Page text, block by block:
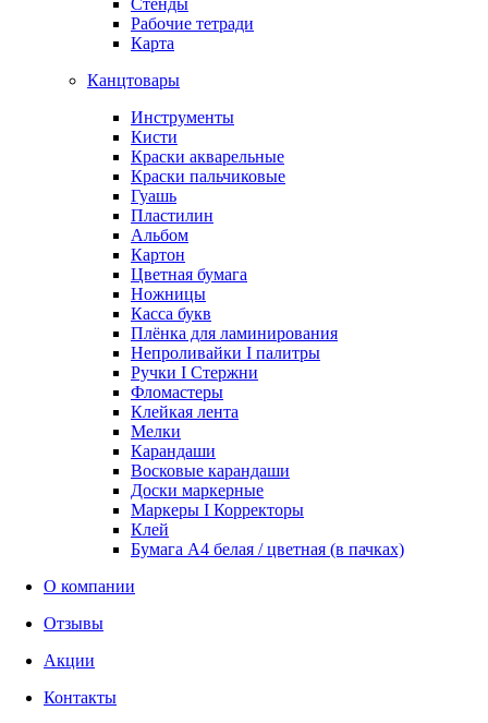
Рабочие тетради
Карта
Канцтовары
Инструменты
Кисти
Краски акварельные
Краски пальчиковые
Гуашь
Пластилин
Альбом
Картон
Цветная бумага
Ножницы
Касса букв
Плёнка для ламинирования
Непроливайки I палитры
Ручки I Стержни
Фломастеры
Клейкая лента
Мелки
Карандаши
Восковые карандаши
Доски маркерные
Маркеры I Корректоры
Клей
Бумага А4 белая / цветная (в пачках)
О компании
Отзывы
Акции
Контакты